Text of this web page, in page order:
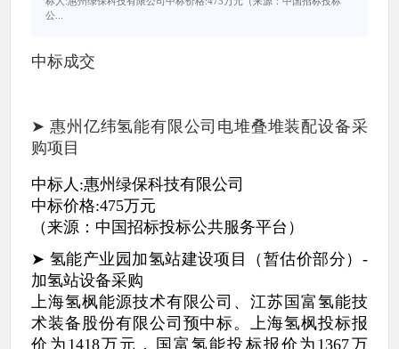
公...
中标成交
➤ 惠州亿纬氢能有限公司电堆叠堆装配设备采
购项目
中标人:惠州绿保科技有限公司
中标价格:475万元
（来源：中国招标投标公共服务平台）
➤ 氢能产业园加氢站建设项目（暂估价部分）-
加氢站设备采购
上海氢枫能源技术有限公司、江苏国富氢能技
术装备股份有限公司预中标。上海氢枫投标报
价为1418万元，国富氢能投标报价为1367万